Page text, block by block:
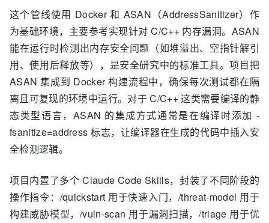
这个管线使用 Docker 和 ASAN（AddressSanitizer）作
为基础环境，主要参考实现针对 C/C++ 内存漏洞。ASAN
能在运行时检测出内存安全问题（如堆溢出、空指针解引
用、使用后释放等），是安全研究中的标准工具。项目把
ASAN 集成到 Docker 构建流程中，确保每次测试都在隔
离且可复现的环境中运行。对于 C/C++ 这类需要编译的静
态类型语言，ASAN 的集成方式通常是在编译时添加 -
fsanitize=address 标志，让编译器在生成的代码中插入安
全检测逻辑。
项目内置了多个 Claude Code Skills，封装了不同阶段的
操作指令：/quickstart 用于快速入门，/threat-model 用于
构建威胁模型，/vuln-scan 用于漏洞扫描，/triage 用于优